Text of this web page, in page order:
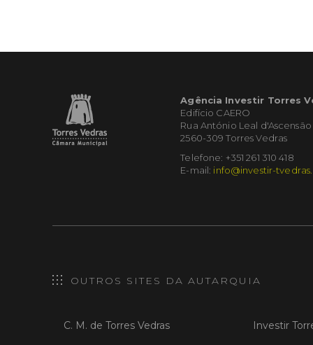
Agência Investir Torres
Edifício CAERO
Rua António Leal d'Ascensão
2560-309 Torres Vedras
Telefone: +351 261 310 418
E-mail: info@investir-
OUTROS SITES DA AUTARQUIA
C. M. de Torres Vedras Investir